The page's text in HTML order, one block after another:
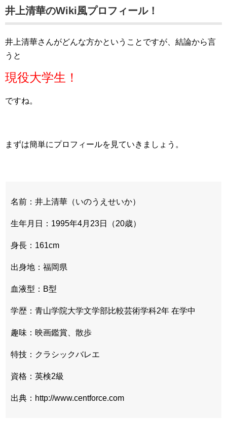
井上清華のWiki風プロフィール！
井上清華さんがどんな方かということですが、結論から言
うと
現役大学生！
ですね。
まずは簡単にプロフィールを見ていきましょう。
名前：井上清華（いのうえせいか）
生年月日：1995年4月23日（20歳）
身長：161cm
出身地：福岡県
血液型：B型
学歴：青山学院大学文学部比較芸術学科2年 在学中
趣味：映画鑑賞、散歩
特技：クラシックバレエ
資格：英検2級
出典：http://www.centforce.com